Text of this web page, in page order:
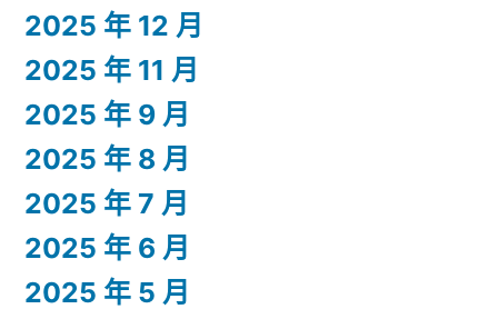
2025 年 12 月
2025 年 11 月
2025 年 9 月
2025 年 8 月
2025 年 7 月
2025 年 6 月
2025 年 5 月